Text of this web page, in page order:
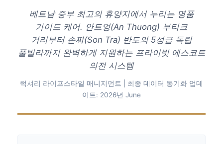
베트남 중부 최고의 휴양지에서 누리는 명품
가이드 케어. 안트엉(An Thuong) 부티크
거리부터 손짜(Son Tra) 반도의 5성급 독립
풀빌라까지 완벽하게 지원하는 프라이빗 에스코트
의전 시스템
럭셔리 라이프스타일 매니지먼트 | 최종 데이터 동기화 업데
이트: 2026년 June